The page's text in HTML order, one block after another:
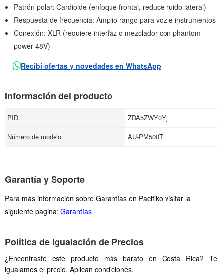
Patrón polar: Cardioide (enfoque frontal, reduce ruido lateral)
Respuesta de frecuencia: Amplio rango para voz e instrumentos
Conexión: XLR (requiere interfaz o mezclador con phantom
power 48V)
Recibí ofertas y novedades en WhatsApp
Información del producto
PID
ZDA5ZWY0Yj
Número de modelo
AU-PM500T
Garantía y Soporte
Para más información sobre Garantías en Pacifiko visitar la
siguiente pagina: Garantías
Política de Igualación de Precios
¿Encontraste este producto más barato en Costa Rica? Te
igualamos el precio. Aplican condiciones.